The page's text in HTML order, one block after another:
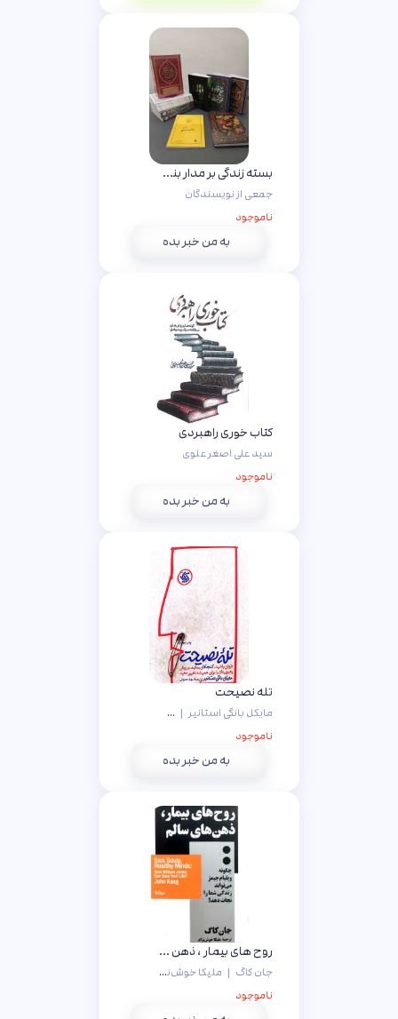
بسته زندگی بر مدار بندگی
جمعی از نویسندگان
ناموجود
به من خبر بده
کتاب خوری راهبردی
سید علی اصغر علوی
ناموجود
به من خبر بده
تله نصیحت
مایکل بانگی استانیر | سهند حمزه ئی
ناموجود
به من خبر بده
روح های بیمار ، ذهن های سالم
جان کاگ | ملیکا خوش‌نژاد
ناموجود